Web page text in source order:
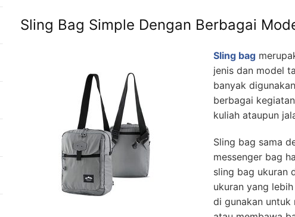
Sling Bag Simple Dengan Berbagai
Sling bag
jenis dan model
banyak
berbagai
kuliah ataupun
Sling bag sama
messenger bag
sling bag ukuran
ukuran yang
di gunakan untuk